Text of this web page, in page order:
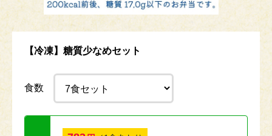
【冷凍】糖質少なめセット
食数